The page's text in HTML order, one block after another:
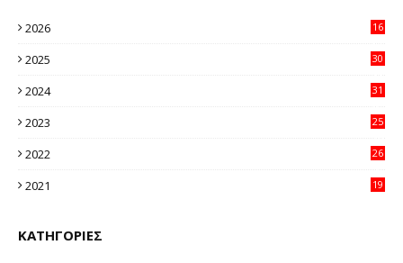
2026
16
2025
30
2024
31
2023
25
2022
26
2021
19
ΚΑΤΗΓΟΡΙΕΣ